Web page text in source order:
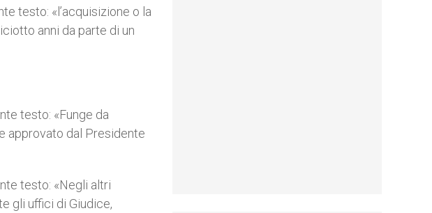
testo: «l’acquisizione o la
anni da parte di un
testo: «Funge da
approvato dal Presidente
testo: «Negli altri
gli uffici di Giudice,